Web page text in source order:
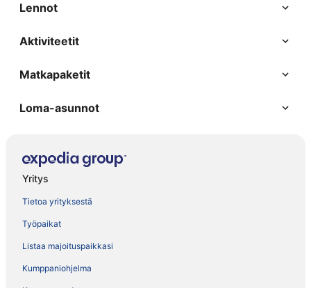
Lennot
Aktiviteetit
Matkapaketit
Loma-asunnot
Yritys
Tietoa yrityksestä
Työpaikat
Listaa majoituspaikkasi
Kumppaniohjelma